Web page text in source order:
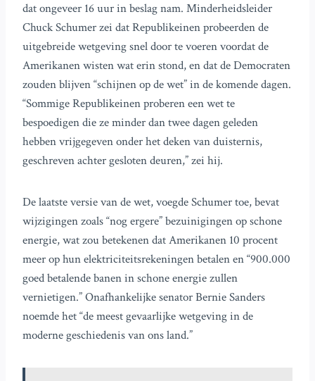
dat ongeveer 16 uur in beslag nam. Minderheidsleider
Chuck Schumer zei dat Republikeinen probeerden de
uitgebreide wetgeving snel door te voeren voordat de
Amerikanen wisten wat erin stond, en dat de Democraten
zouden blijven “schijnen op de wet” in de komende dagen.
“Sommige Republikeinen proberen een wet te
bespoedigen die ze minder dan twee dagen geleden
hebben vrijgegeven onder het deken van duisternis,
geschreven achter gesloten deuren,” zei hij.
De laatste versie van de wet, voegde Schumer toe, bevat
wijzigingen zoals “nog ergere” bezuinigingen op schone
energie, wat zou betekenen dat Amerikanen 10 procent
meer op hun elektriciteitsrekeningen betalen en “900.000
goed betalende banen in schone energie zullen
vernietigen.” Onafhankelijke senator Bernie Sanders
noemde het “de meest gevaarlijke wetgeving in de
moderne geschiedenis van ons land.”